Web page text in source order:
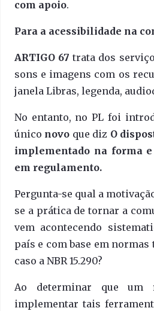
com apoio.
Para a acessibilidade na
ARTIGO 67trata dos
sons e imagens com os
janela Libras, legenda,
No entanto, no PL foi
único novo que diz O
implementado na forma
em regulamento.
Pergunta-se qual a
se a prática de tornar a
vem acontecendo
país e com base em normas
caso a NBR 15.290?
Ao determinar que um
implementar tais